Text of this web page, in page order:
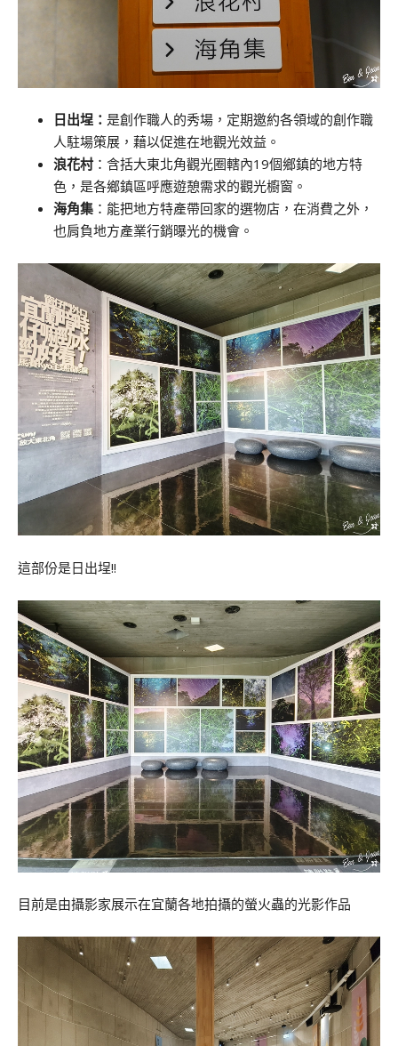
日出埕： 是創作職人的秀場，定期邀約各領域的創作職
人駐場策展，藉以促進在地觀光效益。
浪花村：含括大東北角觀光圈轄內19個鄉鎮的地方特
色，是各鄉鎮區呼應遊憩需求的觀光櫥窗。
海角集 ：能把地方特產帶回家的選物店，在消費之外，
也肩負地方產業行銷曝光的機會。
這部份是日出埕!!
目前是由攝影家展示在宜蘭各地拍攝的螢火蟲的光影作品